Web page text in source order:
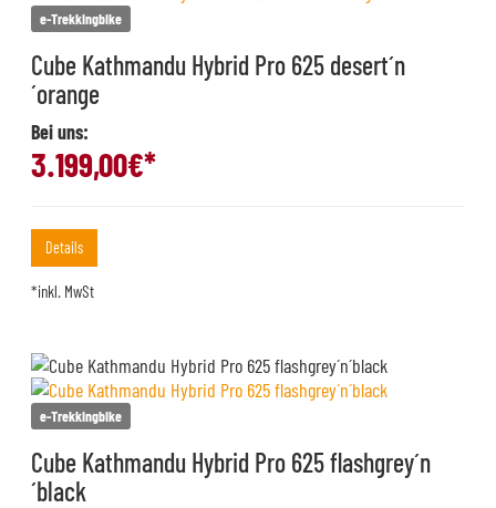
e-Trekkingbike
Cube Kathmandu Hybrid Pro 625 desert´n
´orange
Bei uns:
3.199,00€*
Details
*inkl. MwSt
e-Trekkingbike
Cube Kathmandu Hybrid Pro 625 flashgrey´n
´black